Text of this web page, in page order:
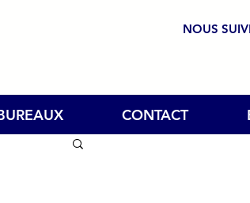
NOUS
CONTACT